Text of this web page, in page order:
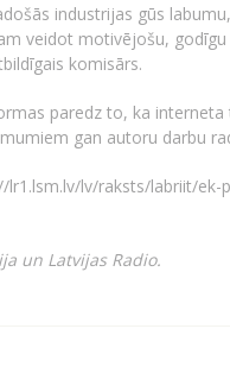
industrijas gūs
veidot motivējošu,
komisārs.
paredz to, ka
gan autoru darbu
lr1.lsm.lv/lv/raksts/labriit/
un Latvijas Radio.